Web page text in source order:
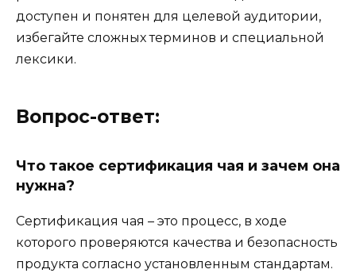
доступен и понятен для целевой аудитории,
избегайте сложных терминов и специальной
лексики.
Вопрос-ответ:
Что такое сертификация чая и зачем она
нужна?
Сертификация чая – это процесс, в ходе
которого проверяются качества и безопасность
продукта согласно установленным стандартам.